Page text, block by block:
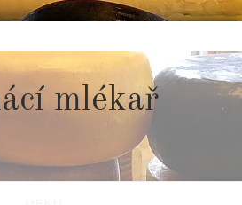
mlékař